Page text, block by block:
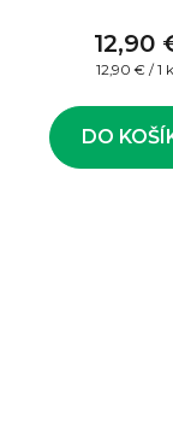
12,90
Jednotková
12,90 € / 1
DO